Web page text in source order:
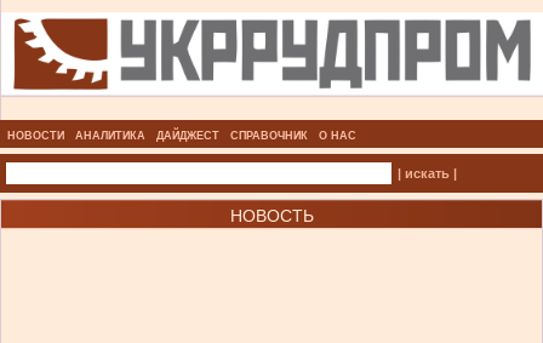
НОВОСТИ АНАЛИТИКА ДАЙДЖЕСТ СПРАВОЧНИК О НАС
| искать |
НОВОСТЬ